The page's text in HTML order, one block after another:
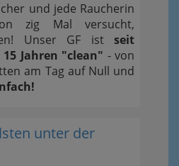
und jede Raucherin
zig Mal versucht,
Unser GF ist seit
Jahren "clean" - von
am Tag auf Null und
unter der